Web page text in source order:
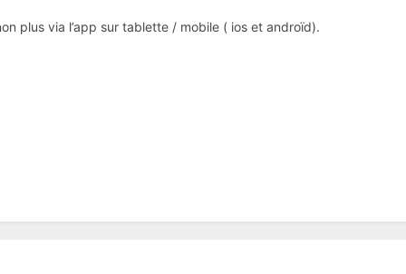
plus via l’app sur tablette / mobile ( ios et androïd).